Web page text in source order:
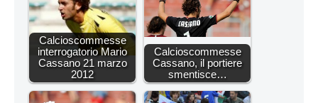
Calcioscommesse
interrogatorio Mario
Cassano 21 marzo
2012
Calcioscommesse
Cassano, il portiere
smentisce…